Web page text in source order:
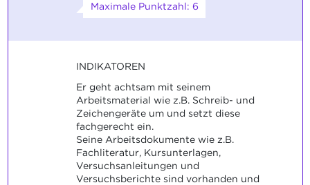
Maximale Punktzahl: 6
INDIKATOREN
Er geht achtsam mit seinem
Arbeitsmaterial wie z.B. Schreib- und
Zeichengeräte um und setzt diese
fachgerecht ein.
Seine Arbeitsdokumente wie z.B.
Fachliteratur, Kursunterlagen,
Versuchsanleitungen und
Versuchsberichte sind vorhanden und